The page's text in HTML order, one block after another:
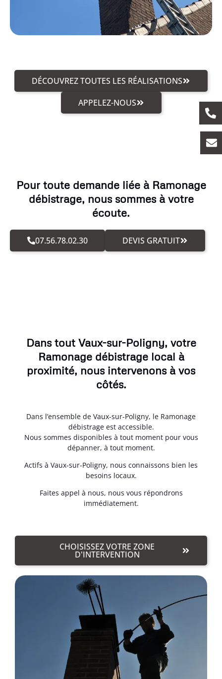
DÉCOUVREZ TOUTES LES RÉALISATIONS
APPELEZ-NOUS
Pour toute demande liée à Ramonage
débistrage, nous sommes à votre
écoute.
07.56.78.02.30 DEVIS GRATUIT
Dans tout Vaux-sur-Poligny, votre
Ramonage débistrage local à
proximité, nous intervenons à vos
côtés.
Dans l’ensemble de Vaux-sur-Poligny, le Ramonage
débistrage est accessible.
Nous sommes disponibles à tout moment pour vous
dépanner, à tout moment.
Actifs à Vaux-sur-Poligny, nous connaissons bien les
besoins locaux.
Faites appel à nous, nous vous répondrons
immédiatement.
CHOISISSEZ VOTRE ZONE
D'INTERVENTION